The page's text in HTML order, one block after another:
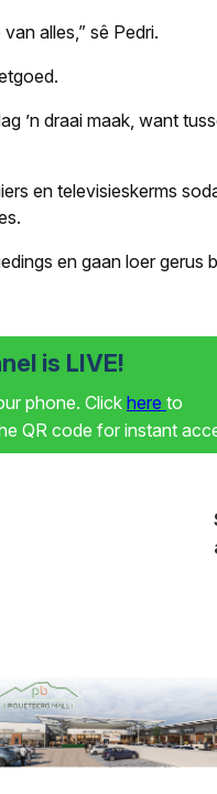
alles,” sê Pedri.
’n draai maak, want
en televisieskerms
en gaan loer gerus
is LIVE!
phone. Click here to
QR code for instant